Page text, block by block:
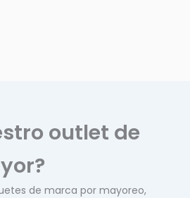
outlet de
de marca por mayoreo,